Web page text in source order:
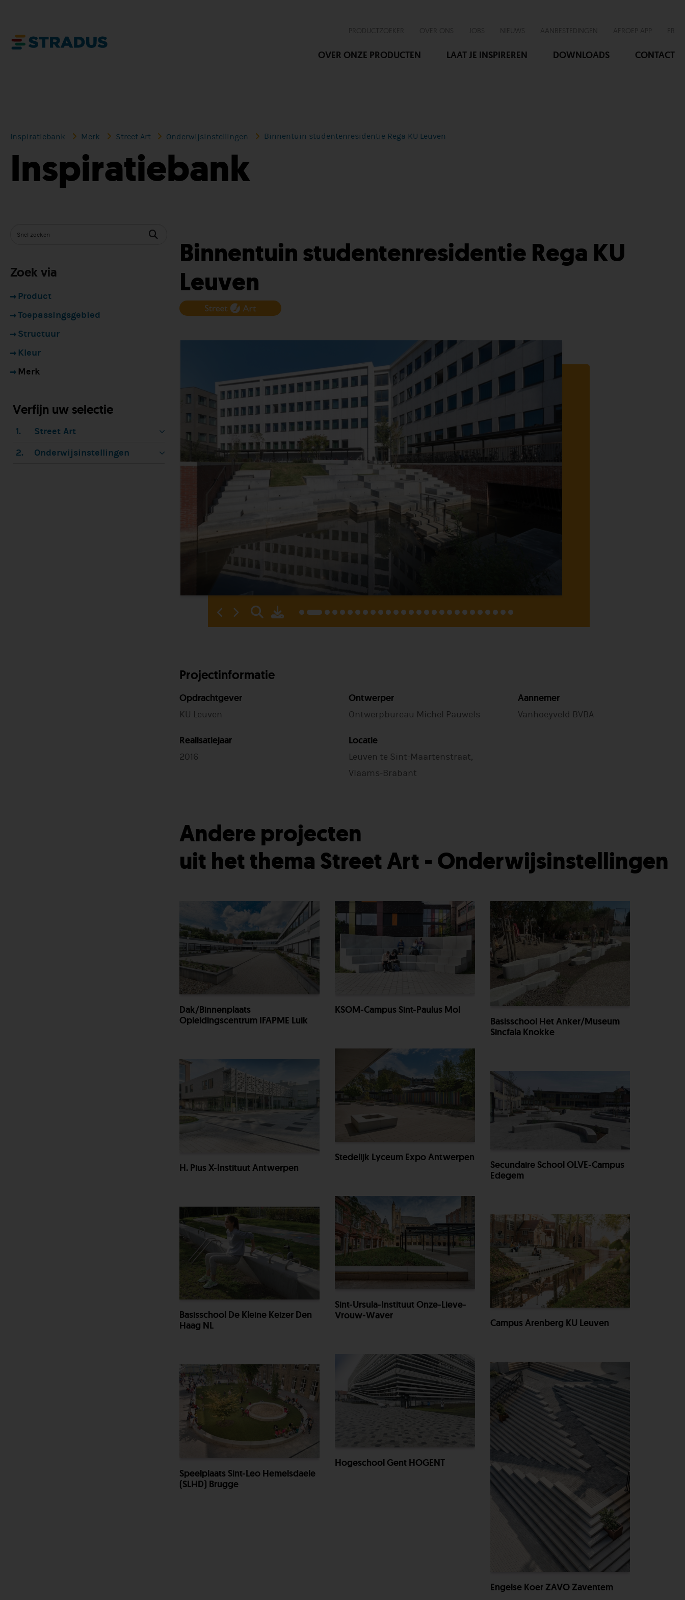
OVER ONZE PRODUCTEN LAAT JE INSPIREREN DOWNLOADS CONTACT
Inspiratiebank Merk Street Art Onderwijsinstellingen Binnentuin studentenresidentie Rega KU Leuven
Inspiratiebank
Zoek via
Product
Toepassingsgebied
Structuur
Kleur
Merk
Verfijn uw selectie
1.
Street Art
2.
Onderwijsinstellingen
Binnentuin studentenresidentie Rega KU
Leuven
Projectinformatie
Opdrachtgever
KU Leuven
Ontwerper
Ontwerpbureau Michel Pauwels
Aannemer
Vanhoeyveld BVBA
Realisatiejaar
2016
Locatie
Leuven te Sint-Maartenstraat,
Vlaams-Brabant
Andere projecten
uit het thema Street Art - Onderwijsinstellingen
Dak/binnenplaats
Opleidingscentrum IFAPME Luik
KSOM-Campus Sint-Paulus Mol
Basisschool Het Anker/Museum
Sincfala Knokke
Stedelijk Lyceum Expo Antwerpen
H. Pius X-Instituut Antwerpen
Secundaire School OLVE-Campus
Edegem
Sint-Ursula-Instituut Onze-Lieve-
Vrouw-Waver
Basisschool De Kleine Keizer Den
Haag NL
Campus Arenberg KU Leuven
Hogeschool Gent HOGENT
Engelse Koer ZAVO Zaventem
Speelplaats Sint-Leo Hemelsdaele
(SLHD) Brugge